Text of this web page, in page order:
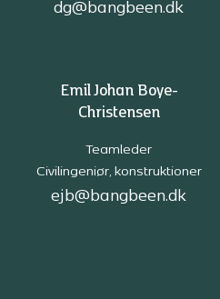
dg@bangbeen.dk
Emil Johan Boye-
Christensen
Teamleder
Civilingeniør, konstruktioner
ejb@bangbeen.dk